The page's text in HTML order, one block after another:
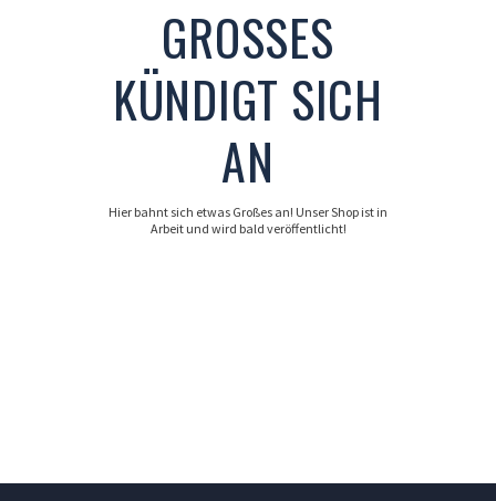
GROSSES K
ÜNDIGT SICH A
N
Hier bahnt sich etwas Großes an! Unser Shop ist in
Arbeit und wird bald veröffentlicht!